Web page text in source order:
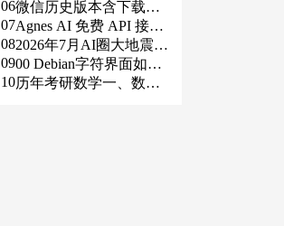
火山、阿里、智谱、百
度、Kimi、DeepSeek、
DMXAPI 等）
发链路
评：DeepSeek、通义千
问、Kimi、文心一言、
星火、豆包谁更能打？
06微信历史版本含下载地
址（ Windows PC | 安卓
| MAC ）及设置微信不
更新
07Agnes AI 免费 API 接入
指南：文本、生图、生
视频，一套接口全免费
082026年7月AI圈大地震：
GPT-5.6被政府限制、Cl
aude入驻Slack、Anthrop
0900 Debian字符界面如何
支持中文
10历年考研数学一、数学